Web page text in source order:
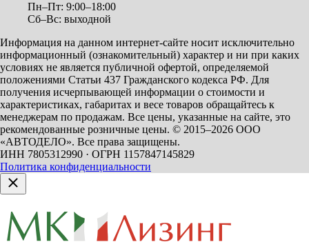
Пн–Пт: 9:00–18:00
Сб–Вс: выходной
Информация на данном интернет-сайте носит исключительно
информационный (ознакомительный) характер и ни при каких
условиях не является публичной офертой, определяемой
положениями Статьи 437 Гражданского кодекса РФ. Для
получения исчерпывающей информации о стоимости и
характеристиках, габаритах и весе товаров обращайтесь к
менеджерам по продажам. Все цены, указанные на сайте, это
рекомендованные розничные цены. © 2015–2026 ООО
«АВТОДЕЛО». Все права защищены.
ИНН 7805312990 · ОГРН 1157847145829
Политика конфиденциальности